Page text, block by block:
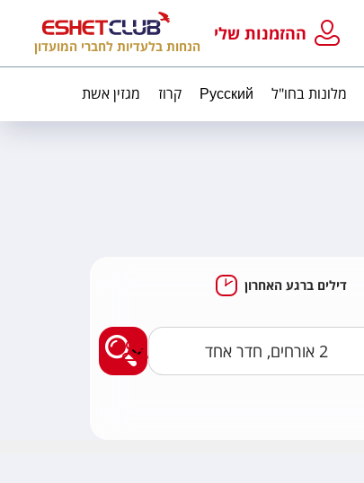
ההזמנות שלי
הנחות בלעדיות לחברי המועדון
מלונות בחו"ל Русский קרוז מגזין אשת
דילים ברגע האחרון
מצאו לי חבילות